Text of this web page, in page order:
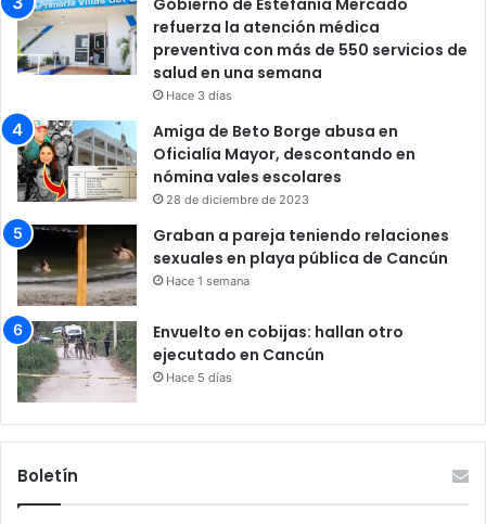
refuerza la atención médica
preventiva con más de 550 servicios de
salud en una semana
Hace 3 días
Amiga de Beto Borge abusa en
Oficialía Mayor, descontando en
nómina vales escolares
28 de diciembre de 2023
Graban a pareja teniendo relaciones
sexuales en playa pública de Cancún
Hace 1 semana
Envuelto en cobijas: hallan otro
ejecutado en Cancún
Hace 5 días
Boletín